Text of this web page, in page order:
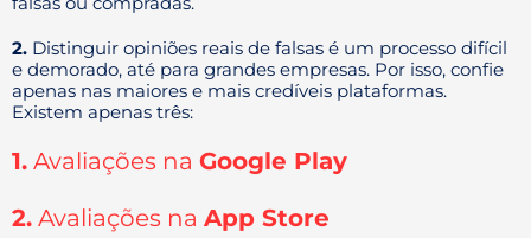
2. Distinguir opiniões reais de falsas é um processo difícil
e demorado, até para grandes empresas. Por isso, confie
apenas nas maiores e mais credíveis plataformas.
Existem apenas três:
1. Avaliações na Google Play
2. Avaliações na App Store